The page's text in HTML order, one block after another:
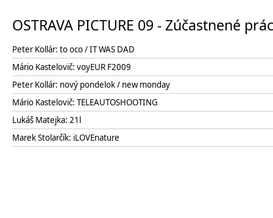
OSTRAVA PICTURE 09 - Zúčastnené
Peter Kollár: to oco / IT WAS DAD
Mário Kastelovič: voyEUR F2009
Peter Kollár: nový pondelok / new monday
Mário Kastelovič: TELEAUTOSHOOTING
Lukáš Matejka: 21l
Marek Stolarčík: iLOVEnature